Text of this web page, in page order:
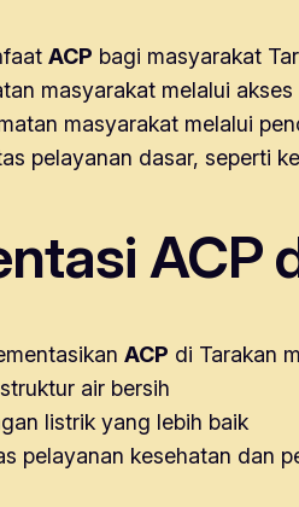
ACP bagi masyarakat
masyarakat melalui akses
masyarakat melalui
pelayanan dasar, seperti
ACP
ACP di Tarakan
air bersih
listrik yang lebih baik
pelayanan kesehatan dan